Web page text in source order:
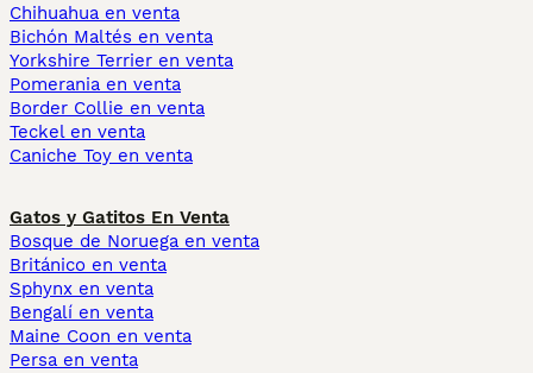
Chihuahua en venta
Bichón Maltés en venta
Yorkshire Terrier en venta
Pomerania en venta
Border Collie en venta
Teckel en venta
Caniche Toy en venta
Gatos y Gatitos En Venta
Bosque de Noruega en venta
Británico en venta
Sphynx en venta
Bengalí en venta
Maine Coon en venta
Persa en venta